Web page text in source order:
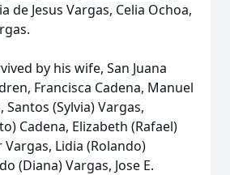
de Jesus Vargas, Celia Ochoa,
by his wife, San Juana
Francisca Cadena, Manuel
Santos (Sylvia) Vargas,
Cadena, Elizabeth (Rafael)
Vargas, Lidia (Rolando)
(Diana) Vargas, Jose E.